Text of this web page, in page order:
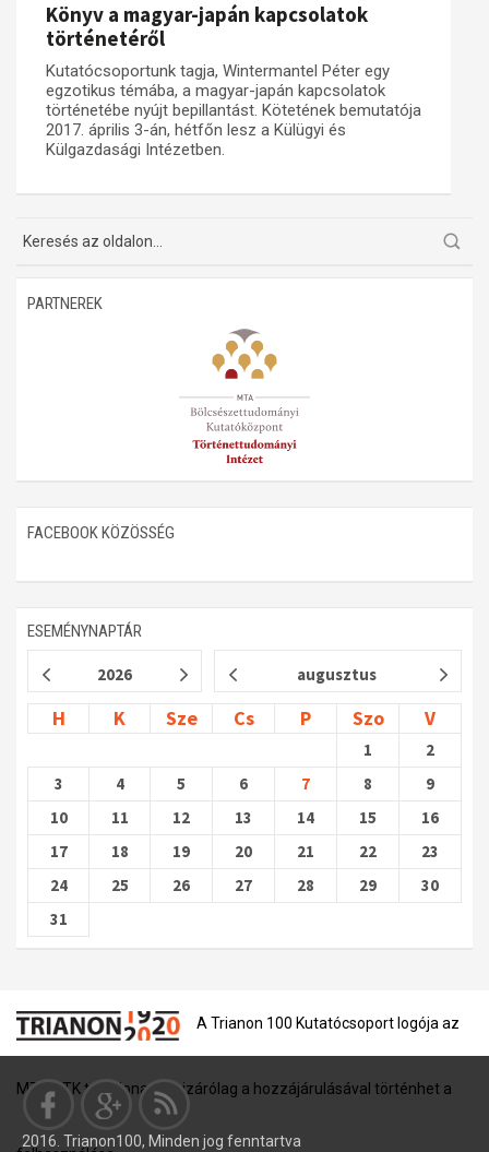
Könyv a magyar-japán kapcsolatok
történetéről
Kutatócsoportunk tagja, Wintermantel Péter egy
egzotikus témába, a magyar-japán kapcsolatok
történetébe nyújt bepillantást. Kötetének bemutatója
2017. április 3-án, hétfőn lesz a Külügyi és
Külgazdasági Intézetben.
PARTNEREK
FACEBOOK KÖZÖSSÉG
ESEMÉNYNAPTÁR
2026 augusztus
H K Sze Cs P Szo V
1
2
3
4 5 6 7 8
9
10
11 12 13 14 15
16
17
18 19 20 21 22
23
24
25 26 27 28 29
30
31
A Trianon 100 Kutatócsoport logója az
MTA BTK tulajdona, és kizárólag a hozzájárulásával történhet a
2016. Trianon100, Minden jog fenntartva